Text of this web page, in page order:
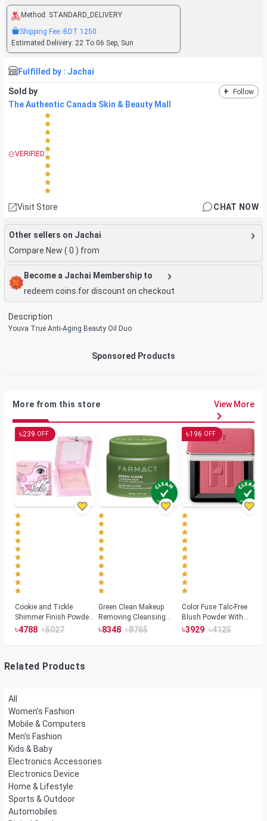
Method: STANDARD_DELIVERY
Shipping Fee:-BDT 1250
Estimated Delivery: 22 To 06 Sep, Sun
Fulfilled by : Jachai
Sold by + Follow
The Authentic Canada Skin & Beauty Mall
VERIFIED
Visit Store CHAT NOW
Other sellers on Jachai
Compare New ( 0 ) from
Become a Jachai Membership to
redeem coins for discount on checkout
Description
Youva True Anti-Aging Beauty Oil Duo
Sponsored Products
More from this store View More
৳239 OFF
Cookie and Tickle
Shimmer Finish Powder
Highlighters
৳4788 ৳5027
Green Clean Makeup
Removing Cleansing
Balm
৳8348 ৳8765
৳196 OFF
Color Fuse Talc-Free
Blush Powder With
Fermented Arnica
৳3929 ৳4125
Related Products
All
Women's Fashion
Mobile & Computers
Men's Fashion
Kids & Baby
Electronics Accessories
Electronics Device
Home & Lifestyle
Sports & Outdoor
Automobiles